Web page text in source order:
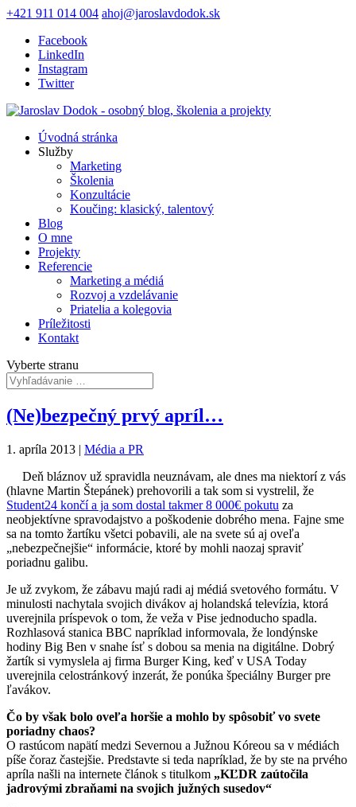
+421 911 014 004 ahoj@jaroslavdodok.sk
Facebook
LinkedIn
Instagram
Twitter
Úvodná stránka
Služby
Marketing
Školenia
Konzultácie
Koučing: klasický, talentový
Blog
O mne
Projekty
Referencie
Marketing a médiá
Rozvoj a vzdelávanie
Priatelia a kolegovia
Príležitosti
Kontakt
Vyberte stranu
(Ne)bezpečný prvý apríl…
1. apríla 2013 | Média a PR
Deň bláznov už spravidla neuznávam, ale dnes ma niektorí z vás
(hlavne Martin Štepánek) prehovorili a tak som si vystrelil, že
Student24 končí a ja som dostal takmer 8 000€ pokutu za
neobjektívne spravodajstvo a poškodenie dobrého mena. Fajne sme
sa na tomto žartíku všetci pobavili, ale na svete sú aj oveľa
„nebezpečnejšie“ informácie, ktoré by mohli naozaj spraviť
poriadnu galibu.
Je už zvykom, že zábavu majú radi aj médiá svetového formátu. V
minulosti nachytala svojich divákov aj holandská televízia, ktorá
uverejnila príspevok o tom, že veža v Pise jednoducho spadla.
Rozhlasová stanica BBC napríklad informovala, že londýnske
hodiny Big Ben v snahe ísť s dobou sa menia na digitálne. Dobrý
žartík si vymyslela aj firma Burger King, keď v USA Today
uverejnila celostránkový inzerát, že ponúka špeciálny Burger pre
ľavákov.
Čo by však bolo oveľa horšie a mohlo by spôsobiť vo svete
poriadny chaos?
O rastúcom napätí medzi Severnou a Južnou Kóreou sa v médiách
píše čoraz častejšie. Predstavte si teda napríklad, že by ste na prvého
apríla našli na internete článok s titulkom „KĽDR zaútočila
jadrovými zbraňami na svojich južných susedov“